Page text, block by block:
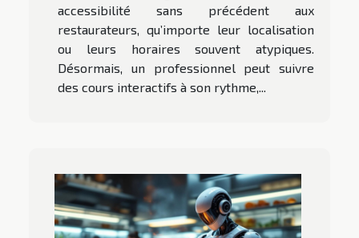
accessibilité sans précédent aux
restaurateurs, qu’importe leur localisation
ou leurs horaires souvent atypiques.
Désormais, un professionnel peut suivre
des cours interactifs à son rythme,...